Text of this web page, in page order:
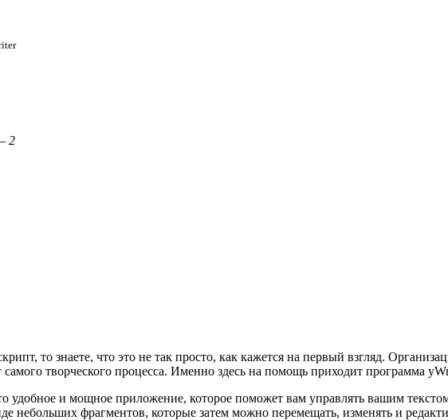
2
то знаете, что это не так просто, как кажется на первый взгляд.
творческого процесса. Именно здесь на помощь приходит программа
удобное и мощное приложение, которое поможет вам управлять вашим
небольших фрагментов, которые затем можно перемещать, изменять и